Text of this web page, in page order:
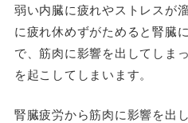
弱い内臓に疲れやストレスが
に疲れ休めずがためると腎臓
で、筋肉に影響を出してしま
を起こしてしまいます。
腎臓疲労から筋肉に影響を出